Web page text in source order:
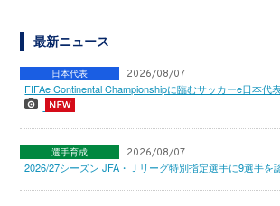
最新ニュース
日本代表 2026/08/07
FIFAe Continental Championshipに臨むサッカーe日本代
選手育成 2026/08/07
2026/27シーズン JFA・Ｊリーグ特別指定選手に9選手を